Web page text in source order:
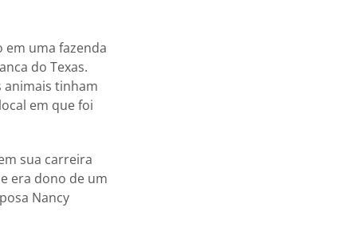
em uma fazenda
do Texas.
animais tinham
em que foi
sua carreira
era dono de um
Nancy